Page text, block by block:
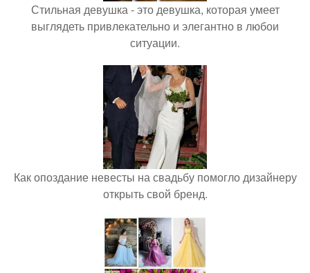
Стильная девушка - это девушка, которая умеет
выглядеть привлекательно и элегантно в любои
ситуации.
Как опоздание невесты на свадьбу помогло дизайнеру
открыть свой бренд.